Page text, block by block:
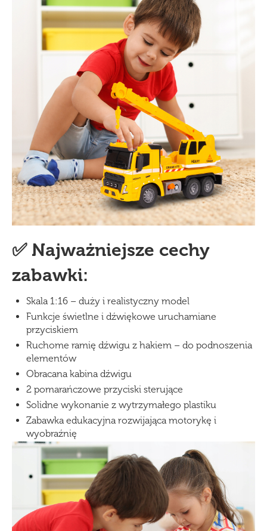
✅ Najważniejsze cechy
zabawki:
Skala 1:16 – duży i realistyczny model
Funkcje świetlne i dźwiękowe uruchamiane
przyciskiem
Ruchome ramię dźwigu z hakiem – do podnoszenia
elementów
Obracana kabina dźwigu
2 pomarańczowe przyciski sterujące
Solidne wykonanie z wytrzymałego plastiku
Zabawka edukacyjna rozwijająca motorykę i
wyobraźnię